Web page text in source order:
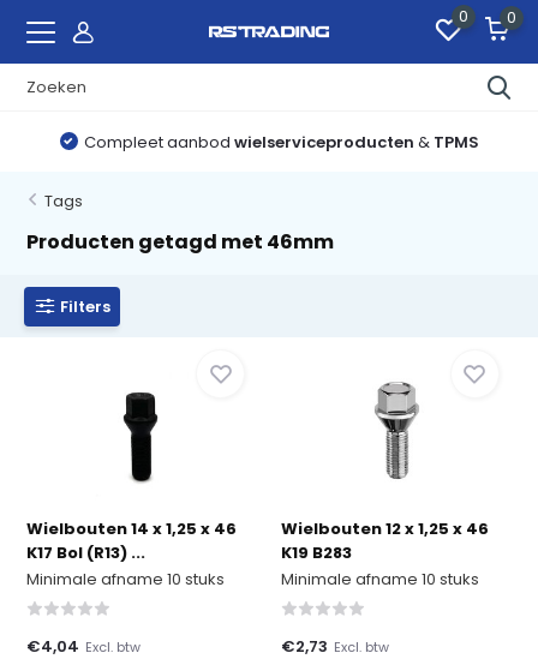
0 0
Compleet aanbod wielserviceproducten & TPMS
Tags
Producten getagd met 46mm
Filters
Wielbouten 14 x 1,25 x 46
K17 Bol (R13) ...
Minimale afname 10 stuks
€4,04 Excl. btw
Wielbouten 12 x 1,25 x 46
K19 B283
Minimale afname 10 stuks
€2,73 Excl. btw